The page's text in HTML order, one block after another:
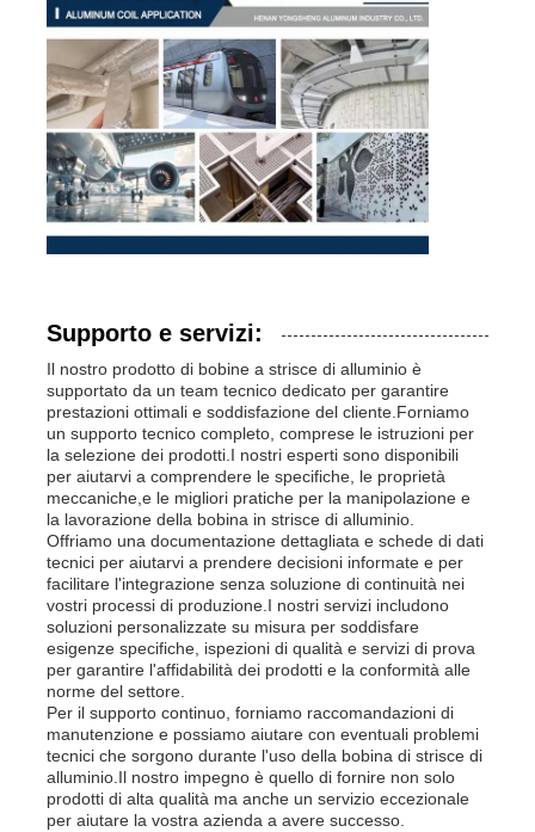
Supporto e servizi:
Il nostro prodotto di bobine a strisce di alluminio è
supportato da un team tecnico dedicato per garantire
prestazioni ottimali e soddisfazione del cliente.Forniamo
un supporto tecnico completo, comprese le istruzioni per
la selezione dei prodotti.I nostri esperti sono disponibili
per aiutarvi a comprendere le specifiche, le proprietà
meccaniche,e le migliori pratiche per la manipolazione e
la lavorazione della bobina in strisce di alluminio.
Offriamo una documentazione dettagliata e schede di dati
tecnici per aiutarvi a prendere decisioni informate e per
facilitare l'integrazione senza soluzione di continuità nei
vostri processi di produzione.I nostri servizi includono
soluzioni personalizzate su misura per soddisfare
esigenze specifiche, ispezioni di qualità e servizi di prova
per garantire l'affidabilità dei prodotti e la conformità alle
norme del settore.
Per il supporto continuo, forniamo raccomandazioni di
manutenzione e possiamo aiutare con eventuali problemi
tecnici che sorgono durante l'uso della bobina di strisce di
alluminio.Il nostro impegno è quello di fornire non solo
prodotti di alta qualità ma anche un servizio eccezionale
per aiutare la vostra azienda a avere successo.